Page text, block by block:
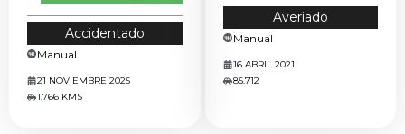
Accidentado
Manual
21 NOVIEMBRE 2025
1.766 KMS
Averiado
Manual
16 ABRIL 2021
85.712